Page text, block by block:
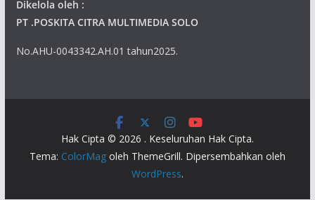
Dikelola oleh :
PT .POSKITA CITRA MULTIMEDIA SOLO
No.AHU-0043342.AH.01 tahun2025.
Hak Cipta © 2026 . Keseluruhan Hak Cipta.
Tema: ColorMagoleh ThemeGrill. Dipersembahkan oleh
WordPress.